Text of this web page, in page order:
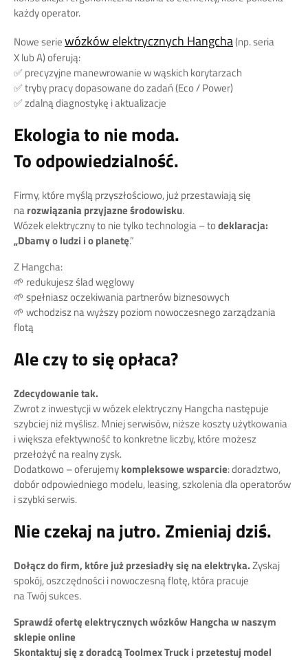
każdy operator.
Nowe seriewózków elektrycznych Hangcha(np. seria
X lub A) oferują:
✅ precyzyjne manewrowanie w wąskich korytarzach
✅ tryby pracy dopasowane do zadań (Eco / Power)
✅ zdalną diagnostykę i aktualizacje
Ekologia to nie moda.
To odpowiedzialność.
Firmy, które myślą przyszłościowo, już przestawiają się
narozwiązania przyjazne środowisku.
Wózek elektryczny to nie tylko technologia – todeklaracja:
„Dbamy o ludzi i o planetę.”
Z Hangcha:
🌱 redukujesz ślad węglowy
🌱 spełniasz oczekiwania partnerów biznesowych
🌱 wchodzisz na wyższy poziom nowoczesnego zarządzania
flotą
Ale czy to się opłaca?
Zdecydowanie tak.
Zwrot z inwestycji w wózek elektryczny Hangcha następuje
szybciej niż myślisz. Mniej serwisów, niższe koszty użytkowania
i większa efektywność to konkretne liczby, które możesz
przełożyć na realny zysk.
Dodatkowo – oferujemykompleksowe wsparcie: doradztwo,
dobór odpowiedniego modelu, leasing, szkolenia dla operatorów
i szybki serwis.
Nie czekaj na jutro. Zmieniaj dziś.
Dołącz do firm, które już przesiadły się na elektryka.Zyskaj
spokój, oszczędności i nowoczesną flotę, która pracuje
na Twój sukces.
Sprawdź ofertę elektrycznych wózków Hangcha w naszym
sklepie online
Skontaktuj się z doradcą Toolmex Truck i przetestuj model